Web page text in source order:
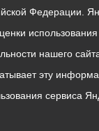
Федерации.
нашего
эту
сервиса